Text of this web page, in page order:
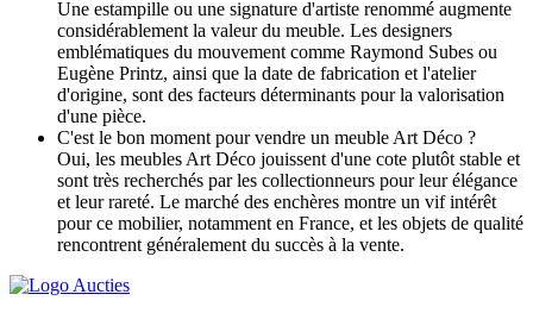
Une estampille ou une signature d'artiste renommé augmente
considérablement la valeur du meuble. Les designers
emblématiques du mouvement comme Raymond Subes ou
Eugène Printz, ainsi que la date de fabrication et l'atelier
d'origine, sont des facteurs déterminants pour la valorisation
d'une pièce.
C'est le bon moment pour vendre un meuble Art Déco ?
Oui, les meubles Art Déco jouissent d'une cote plutôt stable et
sont très recherchés par les collectionneurs pour leur élégance
et leur rareté. Le marché des enchères montre un vif intérêt
pour ce mobilier, notamment en France, et les objets de qualité
rencontrent généralement du succès à la vente.